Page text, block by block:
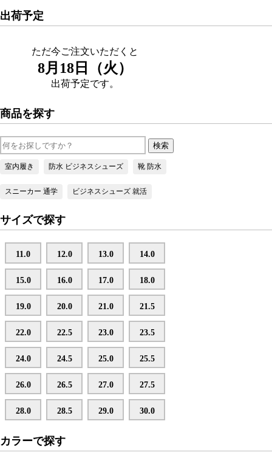
出荷予定
ただ今ご注文いただくと
8月18日（火）
出荷予定です。
商品を探す
室内履き 防水 ビジネスシューズ 靴 防水
スニーカー 通学 ビジネスシューズ 就活
サイズで探す
11.0 12.0 13.0 14.0
15.0 16.0 17.0 18.0
19.0 20.0 21.0 21.5
22.0 22.5 23.0 23.5
24.0 24.5 25.0 25.5
26.0 26.5 27.0 27.5
28.0 28.5 29.0 30.0
カラーで探す